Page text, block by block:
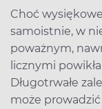
Choć
samoistnie, w
poważnym,
licznymi
Długotrwałe
może